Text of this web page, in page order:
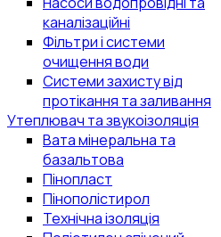
каналізаційні
Фільтри і системи
очищення води
Системи захисту від
протікання та заливання
Утеплювач та звукоізоляція
Вата мінеральна та
базальтова
Пінопласт
Пінополістирол
Технічна ізоляція